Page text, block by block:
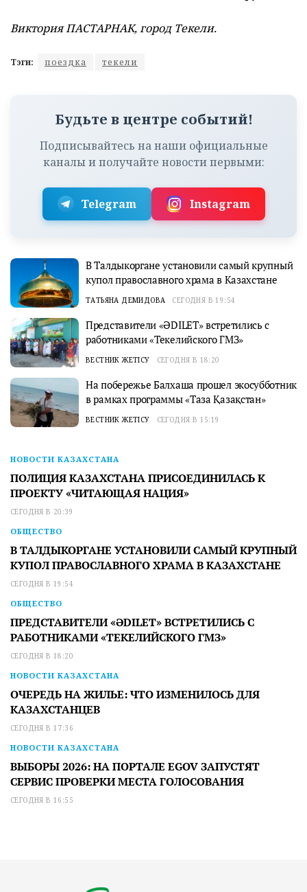
Виктория ПАСТАРНАК, город Текели.
Тэги: поездка текели
Будьте в центре событий!
Подписывайтесь на наши официальные
каналы и получайте новости первыми:
Telegram Instagram
В Талдыкоргане установили самый крупный
купол православного храма в Казахстане
ТАТЬЯНА ДЕМИДОВА СЕГОДНЯ В 19:54
Представители «ӘDILET» встретились с
работниками «Текелийского ГМЗ»
ВЕСТНИК ЖЕТІСУ СЕГОДНЯ В 18:20
На побережье Балхаша прошел экосубботник
в рамках программы «Таза Қазақстан»
ВЕСТНИК ЖЕТІСУ СЕГОДНЯ В 15:19
НОВОСТИ КАЗАХСТАНА
ПОЛИЦИЯ КАЗАХСТАНА ПРИСОЕДИНИЛАСЬ К
ПРОЕКТУ «ЧИТАЮЩАЯ НАЦИЯ»
СЕГОДНЯ В 20:39
ОБЩЕСТВО
В ТАЛДЫКОРГАНЕ УСТАНОВИЛИ САМЫЙ КРУПНЫЙ
КУПОЛ ПРАВОСЛАВНОГО ХРАМА В КАЗАХСТАНЕ
СЕГОДНЯ В 19:54
ОБЩЕСТВО
ПРЕДСТАВИТЕЛИ «ӘDILET» ВСТРЕТИЛИСЬ С
РАБОТНИКАМИ «ТЕКЕЛИЙСКОГО ГМЗ»
СЕГОДНЯ В 18:20
НОВОСТИ КАЗАХСТАНА
ОЧЕРЕДЬ НА ЖИЛЬЕ: ЧТО ИЗМЕНИЛОСЬ ДЛЯ
КАЗАХСТАНЦЕВ
СЕГОДНЯ В 17:36
НОВОСТИ КАЗАХСТАНА
ВЫБОРЫ 2026: НА ПОРТАЛЕ EGOV ЗАПУСТЯТ
СЕРВИС ПРОВЕРКИ МЕСТА ГОЛОСОВАНИЯ
СЕГОДНЯ В 16:55